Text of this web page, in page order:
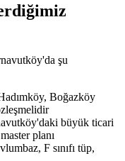
şu
Boğazköy
büyük ticari
planı
F sınıfı tüp,